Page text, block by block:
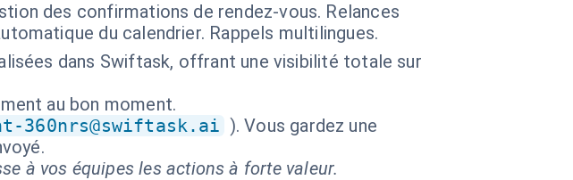
des confirmations de rendez-vous. Relances
du calendrier. Rappels multilingues.
dans Swiftask, offrant une visibilité totale sur
au bon moment.
360nrs@swiftask.ai ). Vous gardez une
à vos équipes les actions à forte valeur.